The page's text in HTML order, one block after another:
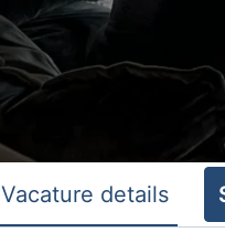
Vacature details